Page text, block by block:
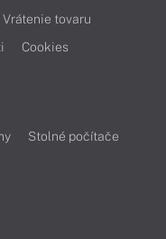
Vrátenie tovaru
Cookies
Stolné počítače